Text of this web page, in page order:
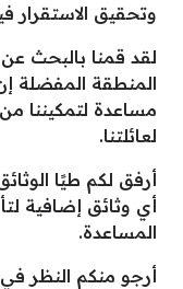
وتحقيق الاستقرار
لقد قمنا بالبحث
المنطقة
مساعدة لتمكيننا
لعائلتنا.
أرفق لكم طيًا
أي وثائق إضافية
المساعدة.
أرجو منكم النظر في